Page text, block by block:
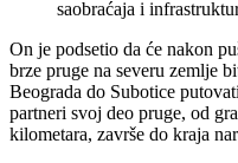
saobraćaja i
On je podsetio da će nakon
brze pruge na severu zemlje
Beograda do Subotice
partneri svoj deo pruge, od
kilometara, završe do kraja